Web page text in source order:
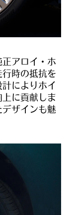
アロイ・ホ
時の抵抗を
によりホイ
に貢献しま
デザインも魅